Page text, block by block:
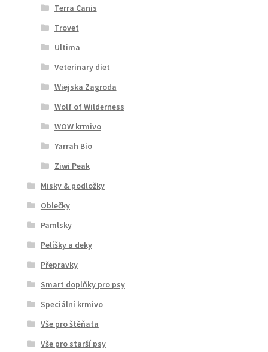
Terra Canis
Trovet
Ultima
Veterinary diet
Wiejska Zagroda
Wolf of Wilderness
WOW krmivo
Yarrah Bio
Ziwi Peak
Misky & podložky
Oblečky
Pamlsky
Pelíšky a deky
Přepravky
Smart doplňky pro psy
Speciální krmivo
Vše pro štěňata
Vše pro starší psy